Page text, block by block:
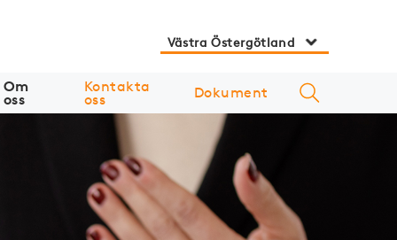
Västra Östergötland
Om
oss
Kontakta
oss Dokument